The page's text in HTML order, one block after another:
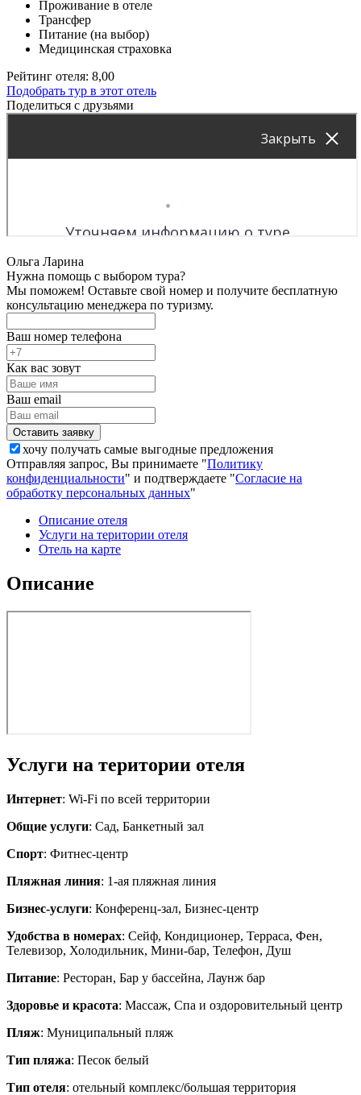
Проживание в отеле
Трансфер
Питание (на выбор)
Медицинская страховка
Рейтинг отеля: 8,00
Подобрать тур в этот отель
Поделиться с друзьями
Ольга Ларина
Нужна помощь с выбором тура?
Мы поможем! Оставьте свой номер и получите бесплатную
консультацию менеджера по туризму.
Ваш номер телефона
Как вас зовут
Ваш email
хочу получать самые выгодные предложения
Отправляя запрос, Вы принимаете "Политику
конфиденциальности" и подтверждаете "Согласие на
обработку персональных данных"
Описание отеля
Услуги на територии отеля
Отель на карте
Описание
Услуги на територии отеля
Интернет: Wi-Fi по всей территории
Общие услуги: Сад, Банкетный зал
Спорт: Фитнес-центр
Пляжная линия: 1-ая пляжная линия
Бизнес-услуги: Конференц-зал, Бизнес-центр
Удобства в номерах: Сейф, Кондиционер, Терраса, Фен,
Телевизор, Холодильник, Мини-бар, Телефон, Душ
Питание: Ресторан, Бар у бассейна, Лаунж бар
Здоровье и красота: Массаж, Спа и оздоровительный центр
Пляж: Муниципальный пляж
Тип пляжа: Песок белый
Тип отеля: отельный комплекс/большая территория